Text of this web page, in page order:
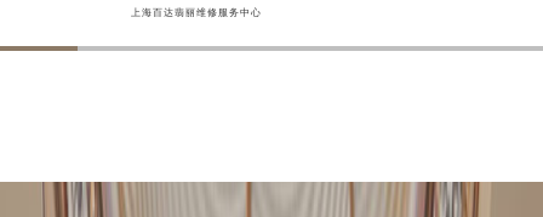
上海百达翡丽维修服务中心